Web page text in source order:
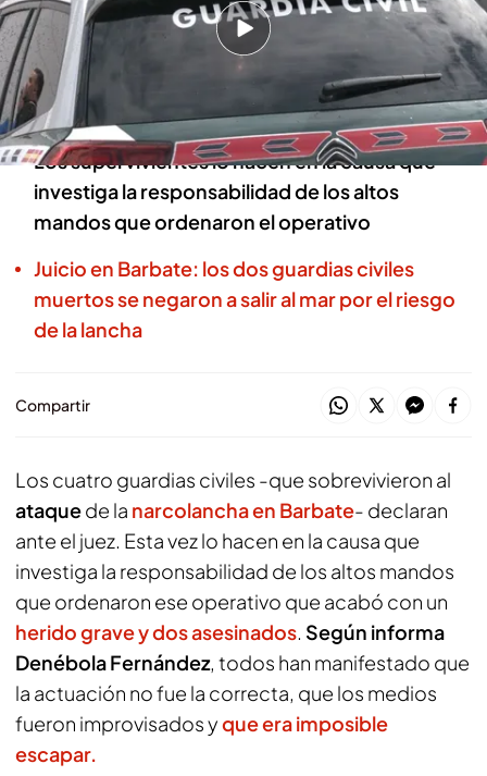
Es la segunda vez que declaran los cuatro
guardias supervivientes del ataque con una
narcolancha en Barbate
Los supervivientes lo hacen en la causa que
investiga la responsabilidad de los altos
mandos que ordenaron el operativo
Juicio en Barbate: los dos guardias civiles
muertos se negaron a salir al mar por el riesgo
de la lancha
Compartir
Los cuatro guardias civiles -que sobrevivieron al
ataquede la narcolancha en Barbate- declaran
ante el juez. Esta vez lo hacen en la causa que
investiga la responsabilidad de los altos mandos
que ordenaron ese operativo que acabó con un
herido grave y dos asesinados. Según informa
Denébola Fernández, todos han manifestado que
la actuación no fue la correcta, que los medios
fueron improvisados yque era imposible
escapar.